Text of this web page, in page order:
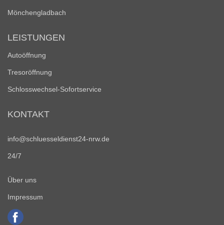
Mönchengladbach
LEISTUNGEN
Autoöffnung
Tresoröffnung
Schlosswechsel-Sofortservice
KONTAKT
info@schluesseldienst24-nrw.de
24/7
Über uns
Impressum